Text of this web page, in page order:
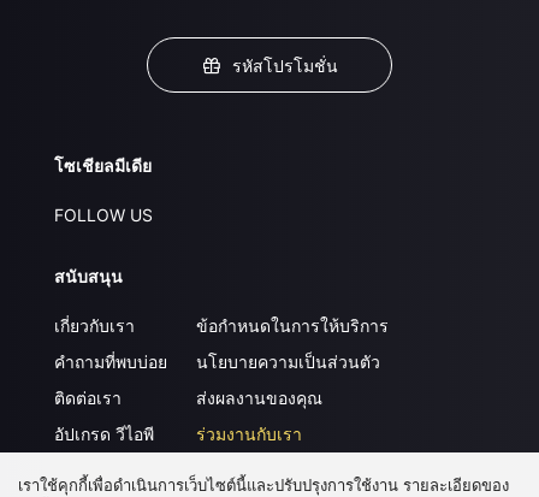
รหัสโปรโมชั่น
โซเชียลมีเดีย
FOLLOW US
สนับสนุน
เกี่ยวกับเรา
คำถามที่พบบ่อย
ติดต่อเรา
อัปเกรด วีไอพี
ข้อกำหนดในการให้บริการ
นโยบายความเป็นส่วนตัว
ส่งผลงานของคุณ
ร่วมงานกับเรา
เราใช้คุกกี้เพื่อดำเนินการเว็บไซต์นี้และปรับปรุงการใช้งาน รายละเอียดของ